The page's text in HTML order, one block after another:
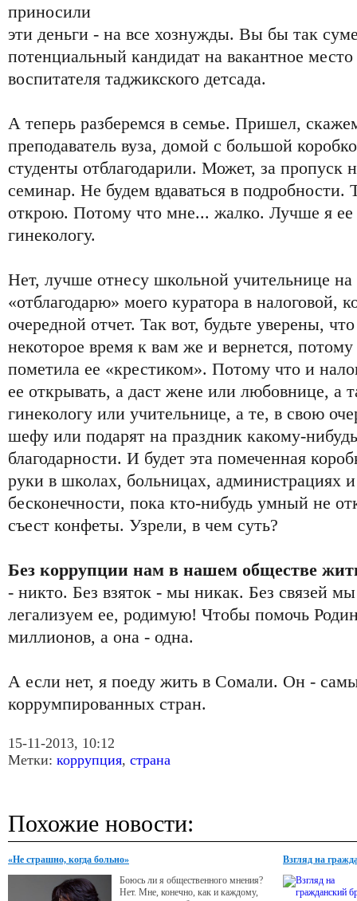
приносили
эти деньги - на все хознужды. Вы бы так
потенциальный кандидат на вакантное
воспитателя таджикского детсада.
А теперь разберемся в семье. Пришел,
преподаватель вуза, домой с большой
студенты отблагодарили. Может, за пропуск
семинар. Не будем вдаваться в подробности.
открою. Потому что мне... жалко. Лучше я ее
гинекологу.
Нет, лучше отнесу школьной учительнице
«отблагодарю» моего куратора в налоговой,
очередной отчет. Так вот, будьте уверены,
некоторое время к вам же и вернется,
пометила ее «крестиком». Потому что и
ее открывать, а даст жене или любовнице, а
гинекологу или учительнице, а те, в свою
шефу или подарят на праздник какому-
благодарности. И будет эта помеченная
руки в школах, больницах, администрациях
бесконечности, пока кто-нибудь умный не
съест конфеты. Узрели, в чем суть?
Без коррупции нам в нашем обществе
- никто. Без взяток - мы никак. Без связей
легализуем ее, родимую! Чтобы помочь
миллионов, а она - одна.
А если нет, я поеду жить в Сомали. Он -
коррумпированных стран.
15-11-2013, 10:12
Метки: коррупция, страна
Похожие новости:
«Не страшно, когда больно»
Боюсь ли я общественного мнения?
Нет. Мне, конечно, как и каждому,
Взгляд на